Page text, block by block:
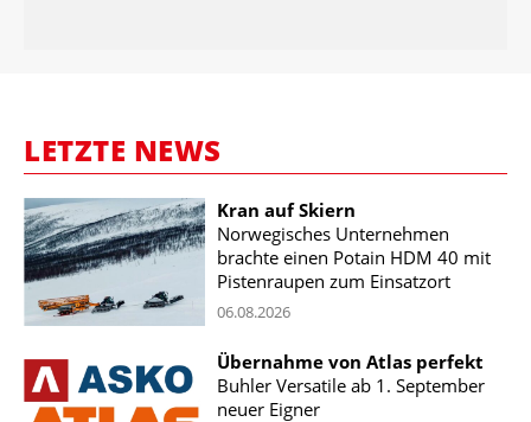
LETZTE NEWS
Kran auf Skiern
Norwegisches Unternehmen
brachte einen Potain HDM 40 mit
Pistenraupen zum Einsatzort
06.08.2026
Übernahme von Atlas perfekt
Buhler Versatile ab 1. September
neuer Eigner